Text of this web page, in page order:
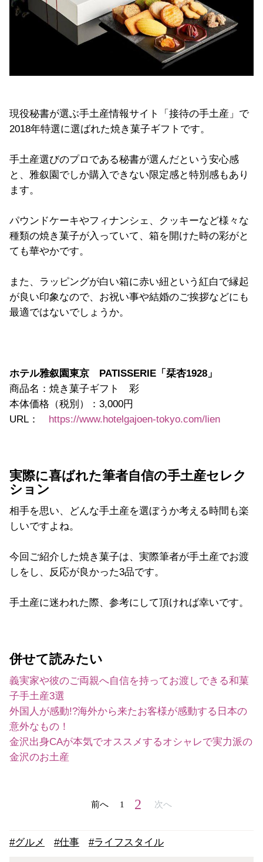
現役秘書が選ぶ手土産情報サイト「接待の手土産」で
2018年特選に選ばれた焼き菓子ギフトです。
手土産選びのプロである秘書が選んだという安心感
と、雅叙園でしか購入できない限定感と特別感もあり
ます。
パウンドケーキやフィナンシェ、クッキーなど様々な
種類の焼き菓子が入っていて、箱を開けた時の彩がと
ても華やかです。
また、ラッピングが白い箱に赤い紐という紅白で縁起
が良い印象なので、お祝い事や結婚のご挨拶などにも
最適ではないでしょうか。
ホテル雅叙園東京 PATISSERIE「栞杏1928」
商品名：焼き菓子ギフト 彩
本体価格（税別）：3,000円
URL： https://www.hotelgajoen-tokyo.com/lien
実際に喜ばれた筆者自信の手土産セレク
ション
相手を思い、どんな手土産を選ぼうか考える時間も楽
しいですよね。
今回ご紹介した焼き菓子は、実際筆者が手土産でお渡
しをし、反応が良かった3品です。
手土産に迷われた際、参考にして頂ければ幸いです。
併せて読みたい
義実家や彼のご両親へ自信を持ってお渡しできる和菓
子手土産3選
外国人が感動!?海外から来たお客様が感動する日本の
意外なもの！
金沢出身CAが本気でオススメするオシャレで実力派の
金沢のお土産
前へ 1 2 次へ
#グルメ #仕事 #ライフスタイル